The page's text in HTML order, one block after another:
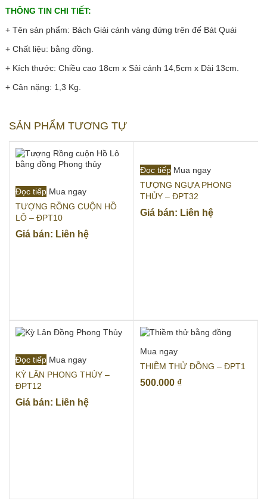
THÔNG TIN CHI TIẾT:
+ Tên sản phẩm: Bách Giải cánh vàng đứng trên đế Bát Quái
+ Chất liệu: bằng đồng.
+ Kích thước: Chiều cao 18cm x Sải cánh 14,5cm x Dài 13cm.
+ Cân nặng: 1,3 Kg.
SẢN PHẨM TƯƠNG TỰ
Đọc tiếp Mua ngay
TƯỢNG RỒNG CUỘN HỒ
LÔ – ĐPT10
Giá bán: Liên hệ
Đọc tiếp Mua ngay
TƯỢNG NGỰA PHONG
THỦY – ĐPT32
Giá bán: Liên hệ
Đọc tiếp Mua ngay
KỲ LÂN PHONG THỦY –
ĐPT12
Giá bán: Liên hệ
Mua ngay
THIỀM THỬ ĐỒNG – ĐPT1
500.000 ₫